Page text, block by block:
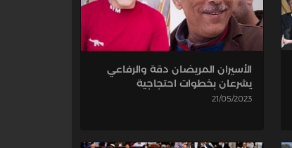
الأسيران المريضان دقة والرفاعي
يشرعان بخطوات احتجاجية
21/05/2023